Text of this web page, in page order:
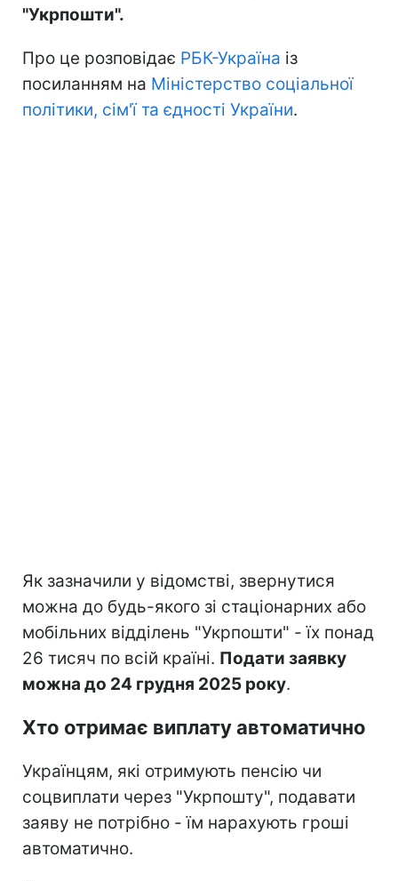
"Укрпошти".
Про це розповідає РБК-Україна із
посиланням на Міністерство соціальної
політики, сім'ї та єдності України.
Як зазначили у відомстві, звернутися
можна до будь-якого зі стаціонарних або
мобільних відділень "Укрпошти" - їх понад
26 тисяч по всій країні. Подати заявку
можна до 24 грудня 2025 року.
Хто отримає виплату автоматично
Українцям, які отримують пенсію чи
соцвиплати через "Укрпошту", подавати
заяву не потрібно - їм нарахують гроші
автоматично.